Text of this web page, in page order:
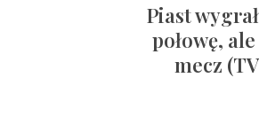
Piast
połowę,
mecz